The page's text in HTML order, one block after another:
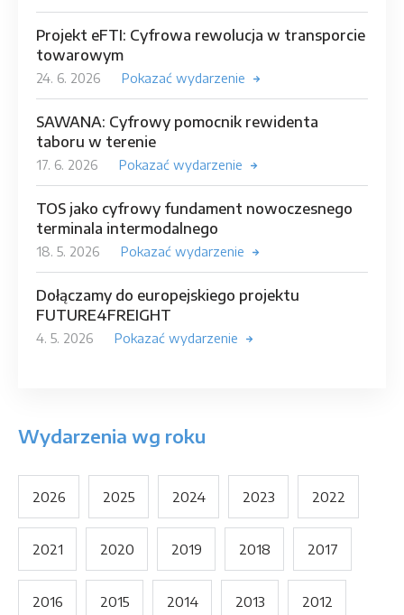
Projekt eFTI: Cyfrowa rewolucja w transporcie
towarowym
24. 6. 2026 Pokazać wydarzenie
SAWANA: Cyfrowy pomocnik rewidenta
taboru w terenie
17. 6. 2026 Pokazać wydarzenie
TOS jako cyfrowy fundament nowoczesnego
terminala intermodalnego
18. 5. 2026 Pokazać wydarzenie
Dołączamy do europejskiego projektu
FUTURE4FREIGHT
4. 5. 2026 Pokazać wydarzenie
Wydarzenia wg roku
2026 2025 2024 2023 2022
2021 2020 2019 2018 2017
2016 2015 2014 2013 2012